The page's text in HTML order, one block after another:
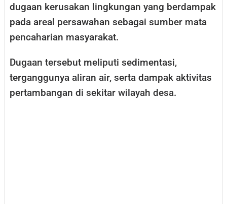
dugaan kerusakan lingkungan yang berdampak
pada areal persawahan sebagai sumber mata
pencaharian masyarakat.
Dugaan tersebut meliputi sedimentasi,
terganggunya aliran air, serta dampak aktivitas
pertambangan di sekitar wilayah desa.